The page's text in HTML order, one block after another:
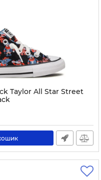
Taylor All Star Street
31.1_2